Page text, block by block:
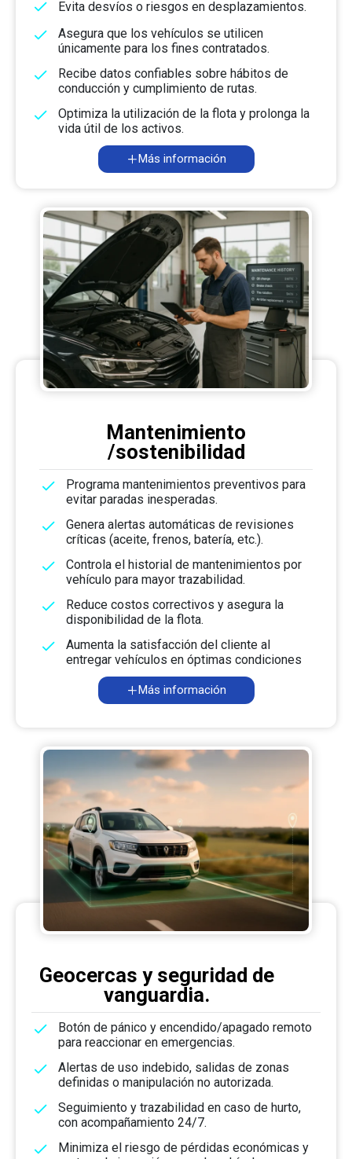
Evita desvíos o riesgos en desplazamientos.
Asegura que los vehículos se utilicen
únicamente para los fines contratados.
Recibe datos confiables sobre hábitos de
conducción y cumplimiento de rutas.
Optimiza la utilización de la flota y prolonga la
vida útil de los activos.
Más información
Mantenimiento
/sostenibilidad
Programa mantenimientos preventivos para
evitar paradas inesperadas.
Genera alertas automáticas de revisiones
críticas (aceite, frenos, batería, etc.).
Controla el historial de mantenimientos por
vehículo para mayor trazabilidad.
Reduce costos correctivos y asegura la
disponibilidad de la flota.
Aumenta la satisfacción del cliente al
entregar vehículos en óptimas condiciones
Más información
Geocercas y seguridad de
vanguardia.
Botón de pánico y encendido/apagado remoto
para reaccionar en emergencias.
Alertas de uso indebido, salidas de zonas
definidas o manipulación no autorizada.
Seguimiento y trazabilidad en caso de hurto,
con acompañamiento 24/7.
Minimiza el riesgo de pérdidas económicas y